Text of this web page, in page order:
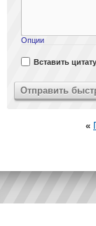
Опции
Вставить
«